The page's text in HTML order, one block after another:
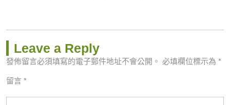
Leave a Reply
發佈留言必須填寫的電子郵件地址不會公開。 必填欄位標示為 *
留言 *